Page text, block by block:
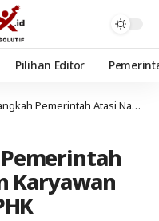
Pilihan Editor
Atasi Nasib Ribuan Karyawan Sritex yang Kena PHK
Karyawan